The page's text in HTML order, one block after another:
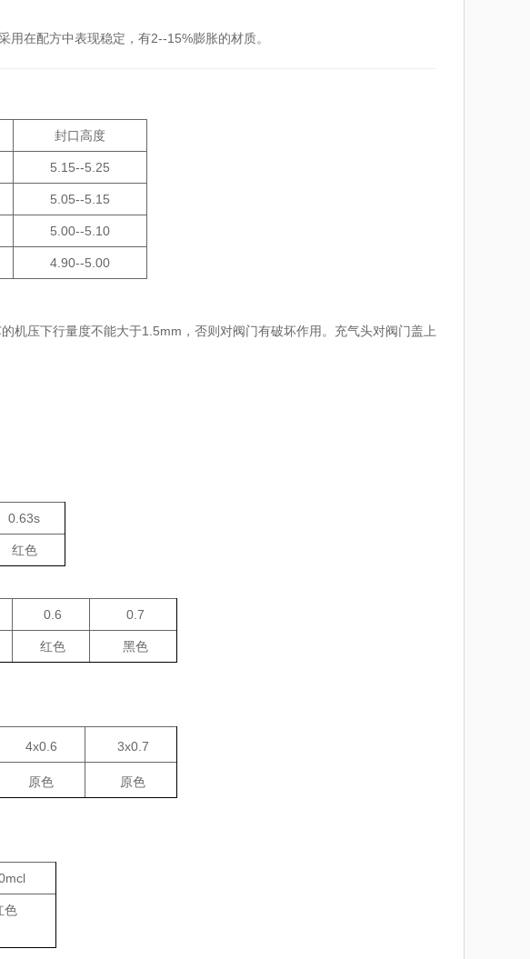
在配方中表现稳定，有2--15%膨胀的材质。
封口高度
5.15--5.25
5.05--5.15
5.00--5.10
4.90--5.00
机压下行量度不能大于1.5mm，否则对阀门有破坏作用。充气头对阀门盖上
0.63s
红色
0.6 0.7
红色 黑色
4x0.6 3x0.7
原色 原色
色